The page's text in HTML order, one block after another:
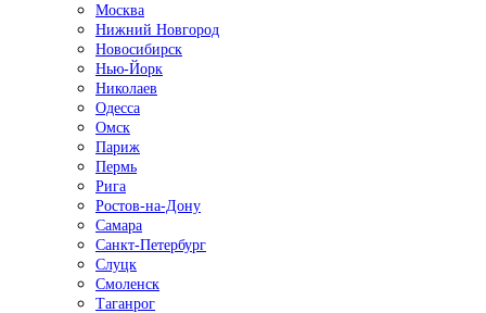
Москва
Нижний Новгород
Новосибирск
Нью-Йорк
Николаев
Одесса
Омск
Париж
Пермь
Рига
Ростов-на-Дону
Самара
Санкт-Петербург
Слуцк
Смоленск
Таганрог